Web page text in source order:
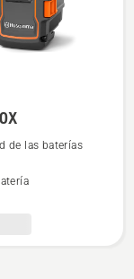
de las baterías